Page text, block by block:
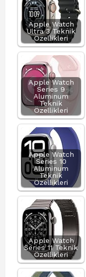
Apple Watch
Ultra 3 Teknik
Özellikleri
Apple Watch
Series 9
Aluminum
Teknik
Özellikleri
Apple Watch
Series 10
Aluminum
Teknik
Özellikleri
Apple Watch
Series 11 Teknik
Özellikleri